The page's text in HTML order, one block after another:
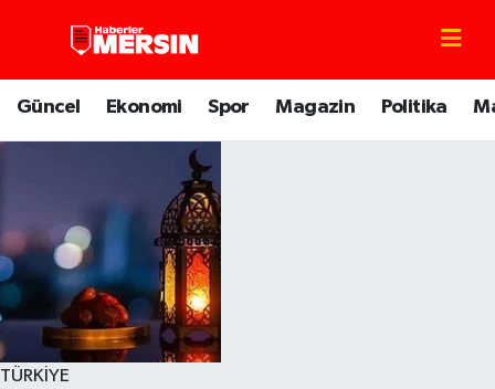
Güncel Ekonomi Spor Magazin Politika
TÜRKİYE
Mersin Nöbetçi Eczaneler
Mersin Hava Durumu
Mersin Trafik Yoğunluk Haritası
Süper Lig Puan Durumu ve Fikstür
Tüm Manşetler
Son Dakika Haberleri